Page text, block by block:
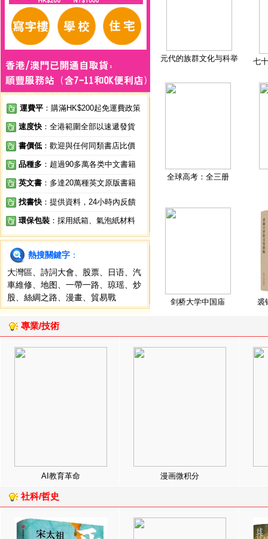
運費平 ：購滿HK$200起免運費政策
速度快 ：全港範圍全部以速遞發貨
書價低 ：歡迎與任何同類書店比價
品種多 ：超過90多萬各类中文書籍
英文書 ：多達20萬種英文原版書籍
找書快 ：提供資料，24小時內反饋
環保包裝 ：採用紙箱、氣泡紙材料
熱搜關鍵字 ：
大灣區
詩詞大會 股票 日语
汽
車維修
地图 一帶一路 琼瑶
炒
股
絲綢之路 漫畫 貿易戰
元代的族群文化与科举 七
全球高考：全三册
剑桥大学中国庙 裘
專業/技術
AI教育革命 漫画微积分
社科/哲史